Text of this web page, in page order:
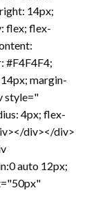
14px;
flex; flex-
#F4F4F4;
margin-
style="
4px; flex-
div></div>
auto 12px;